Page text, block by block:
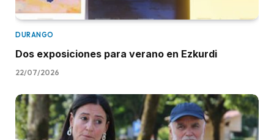
DURANGO
Dos exposiciones para verano en Ezkurdi
22/07/2026